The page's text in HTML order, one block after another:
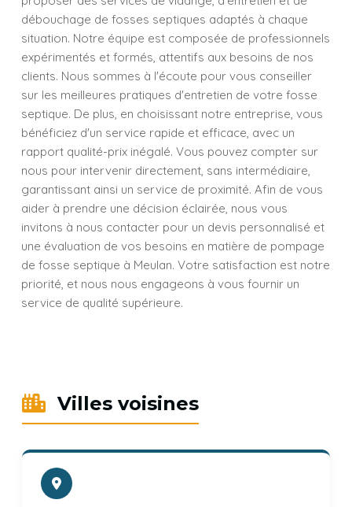
débouchage de fosses septiques adaptés à chaque
situation. Notre équipe est composée de professionnels
expérimentés et formés, attentifs aux besoins de nos
clients. Nous sommes à l'écoute pour vous conseiller
sur les meilleures pratiques d'entretien de votre fosse
septique. De plus, en choisissant notre entreprise, vous
bénéficiez d'un service rapide et efficace, avec un
rapport qualité-prix inégalé. Vous pouvez compter sur
nous pour intervenir directement, sans intermédiaire,
garantissant ainsi un service de proximité. Afin de vous
aider à prendre une décision éclairée, nous vous
invitons à nous contacter pour un devis personnalisé et
une évaluation de vos besoins en matière de pompage
de fosse septique à Meulan. Votre satisfaction est notre
priorité, et nous nous engageons à vous fournir un
service de qualité supérieure.
Villes voisines